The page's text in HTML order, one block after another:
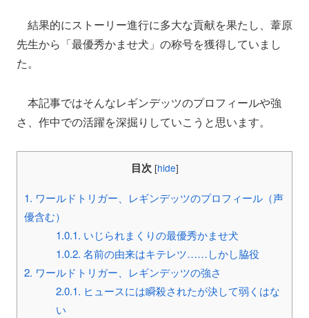
結果的にストーリー進行に多大な貢献を果たし、葦原
先生から「最優秀かませ犬」の称号を獲得していまし
た。
本記事ではそんなレギンデッツのプロフィールや強
さ、作中での活躍を深掘りしていこうと思います。
目次 [hide]
1. ワールドトリガー、レギンデッツのプロフィール（声
優含む）
1.0.1. いじられまくりの最優秀かませ犬
1.0.2. 名前の由来はキテレツ……しかし脇役
2. ワールドトリガー、レギンデッツの強さ
2.0.1. ヒュースには瞬殺されたが決して弱くはな
い